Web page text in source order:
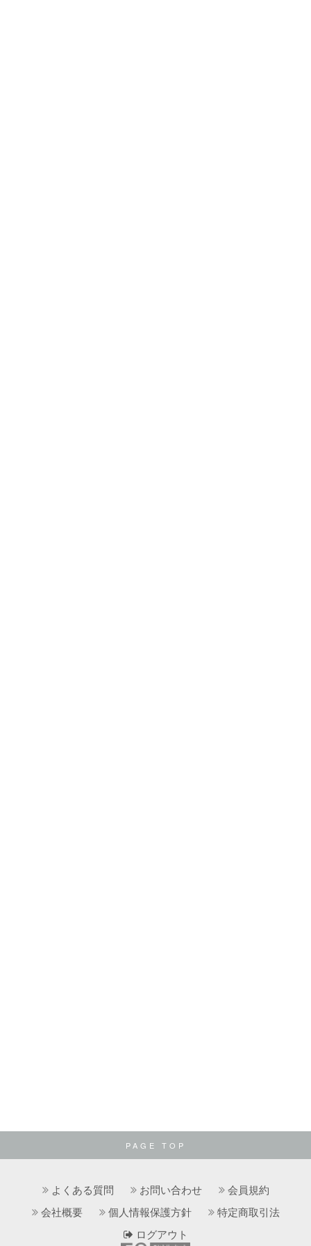
PAGE TOP
よくある質問 お問い合わせ
会員規約
会社概要
個人情報保護方針
特定商取引法
ログアウト